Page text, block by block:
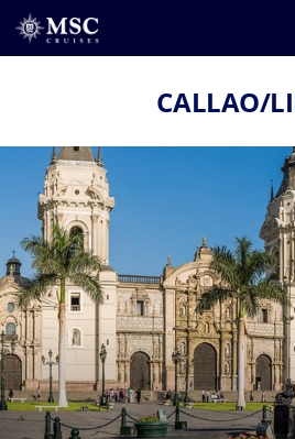
CALLAO/